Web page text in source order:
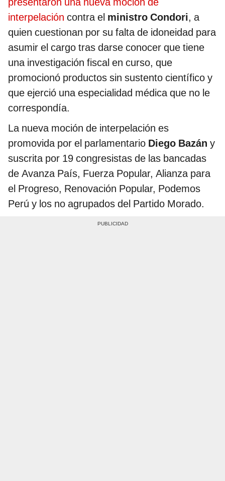
interpelación contra el ministro Condori, a
quien cuestionan por su falta de idoneidad para
asumir el cargo tras darse conocer que tiene
una investigación fiscal en curso, que
promocionó productos sin sustento científico y
que ejerció una especialidad médica que no le
correspondía.
La nueva moción de interpelación es
promovida por el parlamentario Diego Bazán y
suscrita por 19 congresistas de las bancadas
de Avanza País, Fuerza Popular, Alianza para
el Progreso, Renovación Popular, Podemos
Perú y los no agrupados del Partido Morado.